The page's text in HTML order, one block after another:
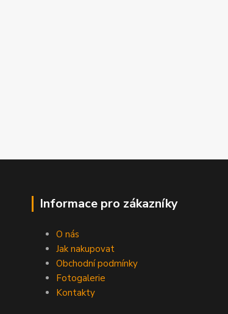
Informace pro zákazníky
O nás
Jak nakupovat
Obchodní podmínky
Fotogalerie
Kontakty